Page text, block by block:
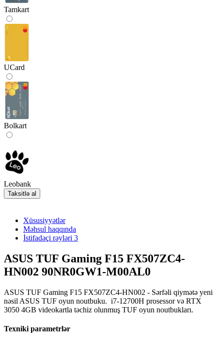
Tamkart
UCard
Bolkart
Leobank
Taksitlə al
Xüsusiyyətlər
Məhsul haqqında
İstifadəçi rəyləri 3
ASUS TUF Gaming F15 FX507ZC4-
HN002 90NR0GW1-M00AL0
ASUS TUF Gaming F15 FX507ZC4-HN002 - Sərfəli qiymətə yeni
nəsil ASUS TUF oyun noutbuku. i7-12700H prosessor və RTX
3050 4GB videokartla təchiz olunmuş TUF oyun noutbukları.
Texniki parametrlər